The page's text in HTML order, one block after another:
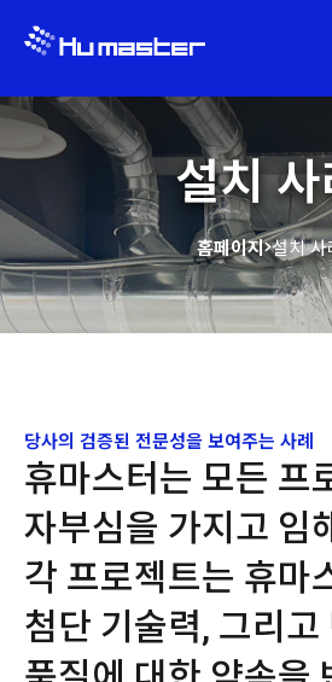
설치
홈페이지 설치 사
당사의 검증된 전문성을 보여주는 사례
휴마스터는 모든 프
자부심을 가지고 임
각 프로젝트는 휴마
첨단 기술력, 그리고